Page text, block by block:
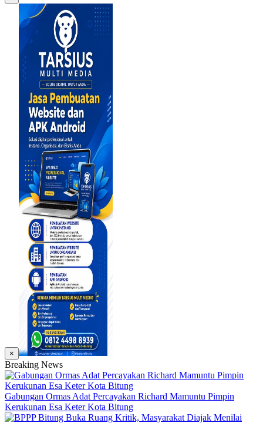
×
Breaking News
Gabungan Ormas Adat Percayakan Richard Mamuntu Pimpin
Kerukunan Esa Keter Kota Bitung